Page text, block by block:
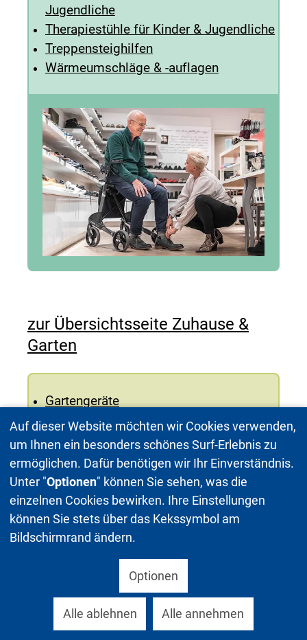
Jugendliche
Therapiestühle für Kinder & Jugendliche
Treppensteighilfen
Wärmeumschläge & -auflagen
zur Übersichtsseite Zuhause &
Garten
Gartengeräte
Heimwerken
Schreibtische für Zuhause
Sitzmöbel
Staubsauger
Auf dieser Website möchten wir Cookies verwenden,
um Ihnen ein besonders schönes Surf-Erlebnis zu
ermöglichen. Dafür benötigen wir Ihr Einverständnis.
Unter "Optionen" können Sie sehen, was die
einzelnen Cookies bewirken. Ihre Einstellungen
können Sie stets über das Kekssymbol am
Bildschirmrand ändern.
Optionen
Alle ablehnen Alle annehmen